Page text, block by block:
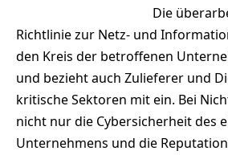
Die
Richtlinie zur Netz- und
den Kreis der betroffenen
und bezieht auch Zulieferer und
kritische Sektoren mit ein. Bei
nicht nur die Cybersicherheit des
Unternehmens und die